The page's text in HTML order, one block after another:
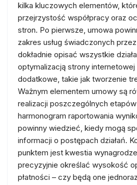
kilka kluczowych elementów,
przejrzystość współpracy oraz
stron. Po pierwsze, umowa
zakres usług świadczonych
dokładnie opisać wszystkie
optymalizacją strony internetowej
dodatkowe, takie jak tworzenie
Ważnym elementem umowy są
realizacji poszczególnych
harmonogram raportowania
powinny wiedzieć, kiedy mogą
informacji o postępach działań.
punktem jest kwestia
precyzyjnie określać wysokość
płatności – czy będą one